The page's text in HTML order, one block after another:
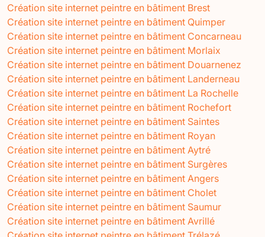
Création site internet peintre en bâtiment Brest
Création site internet peintre en bâtiment Quimper
Création site internet peintre en bâtiment Concarneau
Création site internet peintre en bâtiment Morlaix
Création site internet peintre en bâtiment Douarnenez
Création site internet peintre en bâtiment Landerneau
Création site internet peintre en bâtiment La Rochelle
Création site internet peintre en bâtiment Rochefort
Création site internet peintre en bâtiment Saintes
Création site internet peintre en bâtiment Royan
Création site internet peintre en bâtiment Aytré
Création site internet peintre en bâtiment Surgères
Création site internet peintre en bâtiment Angers
Création site internet peintre en bâtiment Cholet
Création site internet peintre en bâtiment Saumur
Création site internet peintre en bâtiment Avrillé